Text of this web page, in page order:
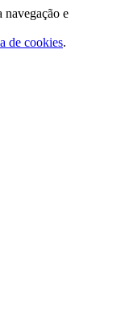
navegação e
de cookies.